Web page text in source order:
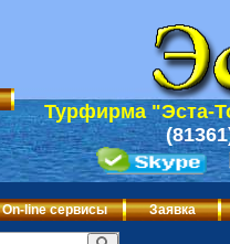
Турфирма "Эста-
On-line сервисы Заявка